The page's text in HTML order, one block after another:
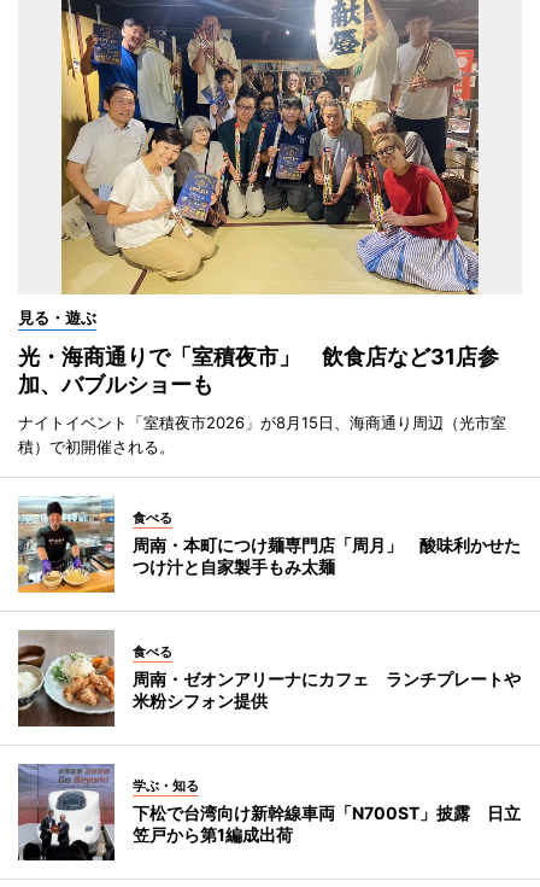
見る・遊ぶ
光・海商通りで「室積夜市」 飲食店など31店参
加、バブルショーも
ナイトイベント「室積夜市2026」が8月15日、海商通り周辺（光市室
積）で初開催される。
食べる
周南・本町につけ麺専門店「周月」 酸味利かせた
つけ汁と自家製手もみ太麺
食べる
周南・ゼオンアリーナにカフェ ランチプレートや
米粉シフォン提供
学ぶ・知る
下松で台湾向け新幹線車両「N700ST」披露 日立
笠戸から第1編成出荷